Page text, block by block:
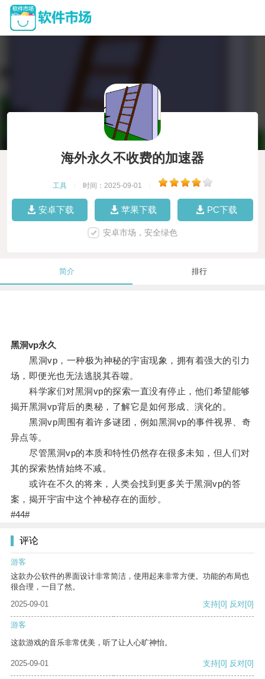
海外永久不收费的加速器
工具 时间：2025-09-01
安卓下载 苹果下载 PC下载
安卓市场，安全绿色
简介 排行
黑洞vp永久
黑洞vp，一种极为神秘的宇宙现象，拥有着强大的引力
场，即便光也无法逃脱其吞噬。
科学家们对黑洞vp的探索一直没有停止，他们希望能够
揭开黑洞vp背后的奥秘，了解它是如何形成、演化的。
黑洞vp周围有着许多谜团，例如黑洞vp的事件视界、奇
异点等。
尽管黑洞vp的本质和特性仍然存在很多未知，但人们对
其的探索热情始终不减。
或许在不久的将来，人类会找到更多关于黑洞vp的答
案，揭开宇宙中这个神秘存在的面纱。
#44#
评论
游客
这款办公软件的界面设计非常简洁，使用起来非常方便。功能的布局也
很合理，一目了然。
2025-09-01
支持[0] 反对[0]
游客
这款游戏的音乐非常优美，听了让人心旷神怡。
2025-09-01 支持[0] 反对[0]